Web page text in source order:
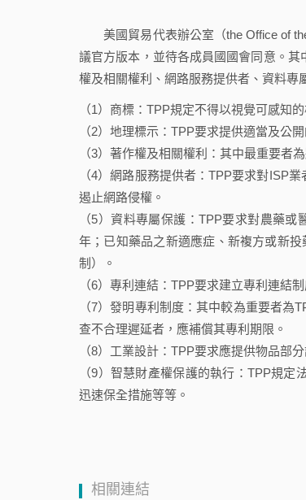
美國貿易代表辦公室（the Office of the
議官方版本，並待各成員國國會同意。
權及相關權利、網路服務提供者、資料專
（1）商標：TPP規定不得以視覺可感知
（2）地理標示：TPP要求提供適當及公
（3）著作權及相關權利：其中最重要者
（4）網路服務提供者：TPP要求對ISP
遏止網路侵權。
（5）資料專屬保護：TPP要求對農藥
年；已知藥品之新適應症、新複方或新
制）。
（6）專利連結：TPP要求建立專利連結制
（7）發明專利制度：其中較為重要者
查不合理遲延者，應補償其專利期限。
（8）工業設計：TPP要求應提供物品部
（9）智慧財產權保護的執行：TPP規
迅速保全措施等等。
相關連結